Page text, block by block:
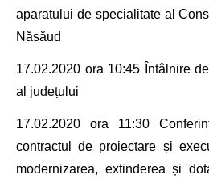
aparatului de specialitate al
Năsăud
17.02.2020 ora 10:45 Întâlnire
al județului
17.02.2020 ora 11:30
contractul de proiectare și
modernizarea, extinderea și